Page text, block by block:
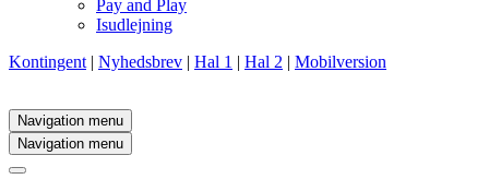
Pay and Play
Isudlejning
Kontingent | Nyhedsbrev | Hal 1 | Hal 2 | Mobilversion
Navigation menu
Navigation menu